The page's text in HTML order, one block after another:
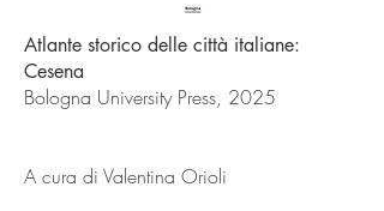
Atlante storico delle città italiane:
Cesena
Bologna University Press, 2025
A cura di Valentina Orioli